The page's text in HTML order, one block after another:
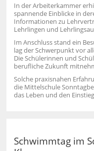
In der Arbeiterkammer
spannende Einblicke in
Informationen zu
Lehrlingen und
Im Anschluss stand ein
lag der Schwerpunkt vor
Die Schülerinnen und
berufliche Zukunft
Solche praxisnahen
die Mittelschule
das Leben und den
Schwimmtag im